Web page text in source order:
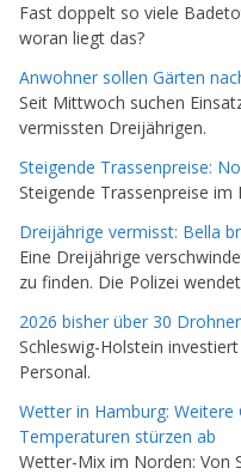
Fast doppelt so viele
woran liegt das?
Anwohner sollen Gärten
Seit Mittwoch suchen
vermissten Dreijährigen.
Steigende Trassenpreise:
Steigende Trassenpreise im
Dreijährige vermisst: Bella
Eine Dreijährige
zu finden. Die Polizei
2026 bisher über 30
Schleswig-Holstein
Personal.
Wetter in Hamburg:
Temperaturen stürzen ab
Wetter-Mix im Norden: Von